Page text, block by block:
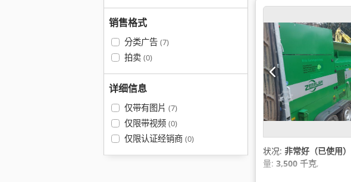
销售格式
分类广告 (7)
拍卖 (0)
详细信息
仅带有图片 (7)
仅限带视频 (0)
仅限认证经销商 (0)
状况: 非常好（已使用）
量: 3,500 千克,